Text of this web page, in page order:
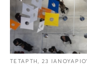
ΤΕΤΑΡΤΗ, 23